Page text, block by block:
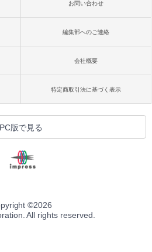
お問い合わせ
編集部へのご連絡
会社概要
特定商取引法に基づく表示
PC版で見る
©2026
All rights reserved.